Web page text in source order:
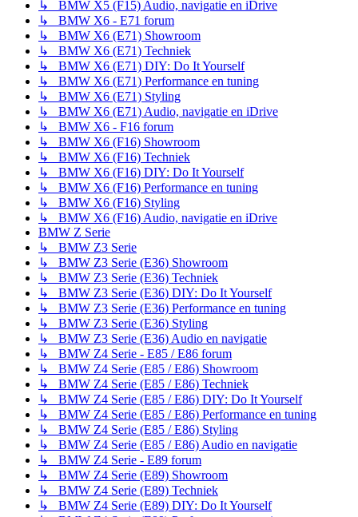
↳ BMW X5 (F15) Audio, navigatie en iDrive
↳ BMW X6 - E71 forum
↳ BMW X6 (E71) Showroom
↳ BMW X6 (E71) Techniek
↳ BMW X6 (E71) DIY: Do It Yourself
↳ BMW X6 (E71) Performance en tuning
↳ BMW X6 (E71) Styling
↳ BMW X6 (E71) Audio, navigatie en iDrive
↳ BMW X6 - F16 forum
↳ BMW X6 (F16) Showroom
↳ BMW X6 (F16) Techniek
↳ BMW X6 (F16) DIY: Do It Yourself
↳ BMW X6 (F16) Performance en tuning
↳ BMW X6 (F16) Styling
↳ BMW X6 (F16) Audio, navigatie en iDrive
BMW Z Serie
↳ BMW Z3 Serie
↳ BMW Z3 Serie (E36) Showroom
↳ BMW Z3 Serie (E36) Techniek
↳ BMW Z3 Serie (E36) DIY: Do It Yourself
↳ BMW Z3 Serie (E36) Performance en tuning
↳ BMW Z3 Serie (E36) Styling
↳ BMW Z3 Serie (E36) Audio en navigatie
↳ BMW Z4 Serie - E85 / E86 forum
↳ BMW Z4 Serie (E85 / E86) Showroom
↳ BMW Z4 Serie (E85 / E86) Techniek
↳ BMW Z4 Serie (E85 / E86) DIY: Do It Yourself
↳ BMW Z4 Serie (E85 / E86) Performance en tuning
↳ BMW Z4 Serie (E85 / E86) Styling
↳ BMW Z4 Serie (E85 / E86) Audio en navigatie
↳ BMW Z4 Serie - E89 forum
↳ BMW Z4 Serie (E89) Showroom
↳ BMW Z4 Serie (E89) Techniek
↳ BMW Z4 Serie (E89) DIY: Do It Yourself